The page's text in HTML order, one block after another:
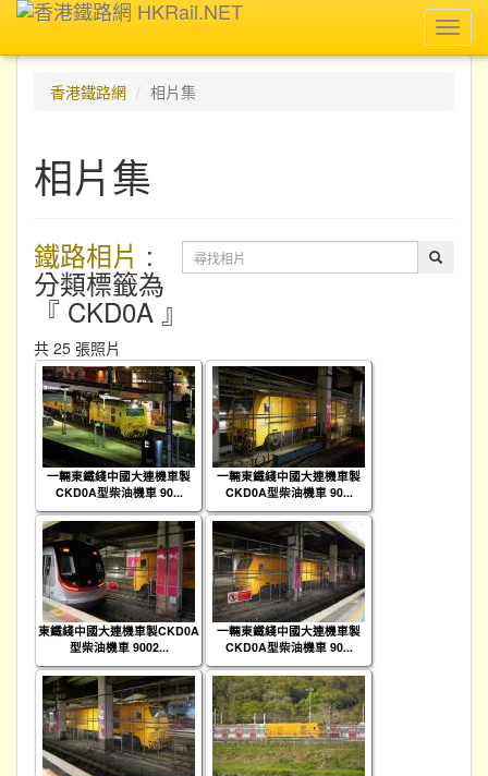
香港鐵路網
相片集
相片集
鐵路相片 :
分類標籤為
『 CKD0A 』
共 25 張照片
一輛東鐵綫中國大連機車製
CKD0A型柴油機車 90...
一輛東鐵綫中國大連機車製
CKD0A型柴油機車 90...
東鐵綫中國大連機車製CKD0A
型柴油機車 9002...
一輛東鐵綫中國大連機車製
CKD0A型柴油機車 90...